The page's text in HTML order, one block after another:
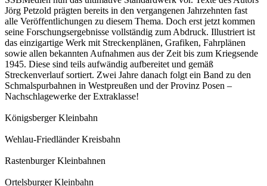
Jörg Petzold prägten bereits in den vergangenen Jahrzehnten fast
alle Veröffentlichungen zu diesem Thema. Doch erst jetzt kommen
seine Forschungsergebnisse vollständig zum Abdruck. Illustriert ist
das einzigartige Werk mit Streckenplänen, Grafiken, Fahrplänen
sowie allen bekannten Aufnahmen aus der Zeit bis zum Kriegsende
1945. Diese sind teils aufwändig aufbereitet und gemäß
Streckenverlauf sortiert. Zwei Jahre danach folgt ein Band zu den
Schmalspurbahnen in Westpreußen und der Provinz Posen –
Nachschlagewerke der Extraklasse!
Königsberger Kleinbahn
Wehlau-Friedländer Kreisbahn
Rastenburger Kleinbahnen
Ortelsburger Kleinbahn